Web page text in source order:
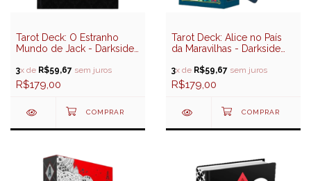
Tarot Deck: O Estranho
Mundo de Jack - Darkside
3x de R$59,67 sem juros
R$179,00
Tarot Deck: Alice no País
da Maravilhas - Darkside
3x de R$59,67 sem juros
R$179,00